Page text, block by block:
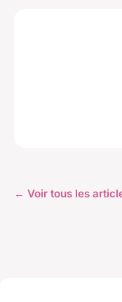
← Voir tous les